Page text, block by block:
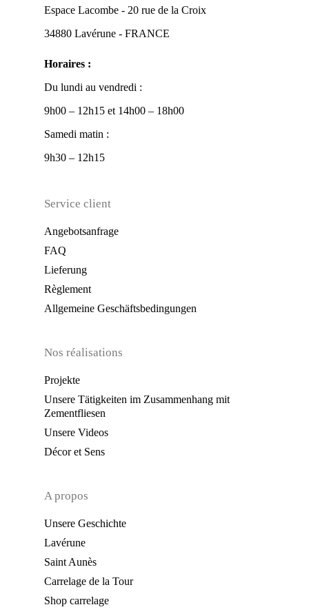
Espace Lacombe - 20 rue de la Croix
34880 Lavérune - FRANCE
Horaires :
Du lundi au vendredi :
9h00 – 12h15 et 14h00 – 18h00
Samedi matin :
9h30 – 12h15
Service client
Angebotsanfrage
FAQ
Lieferung
Règlement
Allgemeine Geschäftsbedingungen
Nos réalisations
Projekte
Unsere Tätigkeiten im Zusammenhang mit
Zementfliesen
Unsere Videos
Décor et Sens
A propos
Unsere Geschichte
Lavérune
Saint Aunès
Carrelage de la Tour
Shop carrelage